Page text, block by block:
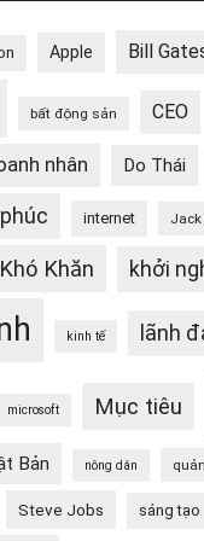
Apple Bill
bất động sản CEO
nhân Do Thái
internet Jack
Khó Khăn khởi
kinh tế lãnh
microsoft Mục tiêu
Bản nông dân
Steve Jobs sáng tạo